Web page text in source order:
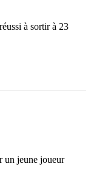
à sortir à 23
un jeune joueur